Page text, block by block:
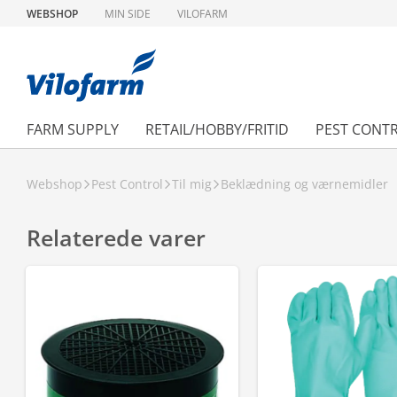
WEBSHOP MIN SIDE VILOFARM
FARM SUPPLY RETAIL/HOBBY/FRITID PEST
Webshop Pest Control Til mig Beklædning og værnemidler
Relaterede varer